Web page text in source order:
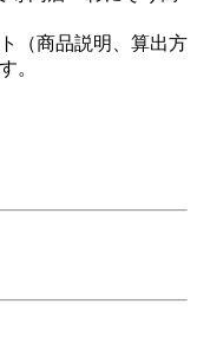
（商品説明、算出方
。